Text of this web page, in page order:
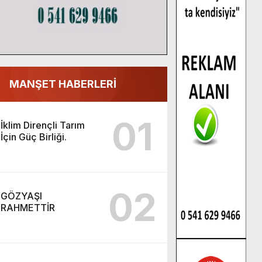
MANŞET HABERLERİ
İklim Dirençli Tarım
İçin Güç Birliği.
01
GÖZYAŞI
RAHMETTİR
02